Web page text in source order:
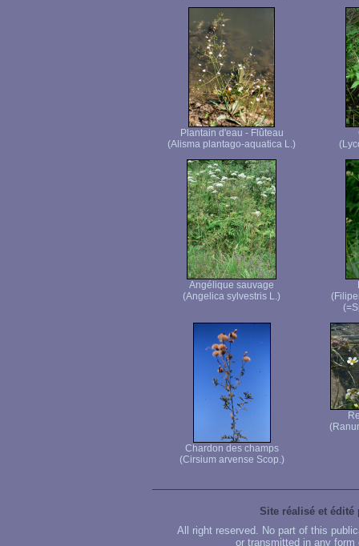
Plantain d'eau - Flûteau
(Alisma plantago-aquatica L.)
Angélique sauvage
(Angelica sylvestris L.)
Chardon des champs
(Cirsium arvense Scop.)
Site réalisé et édité
All right reserved. No part of this
or transmitted in any